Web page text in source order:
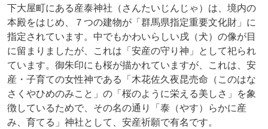
下大屋町にある産泰神社（さんたいじんじゃ）は、境内の
本殿をはじめ、７つの建物が「群馬県指定重要文化財」に
指定されています。中でもかわいらしい戌（犬）の像が目
に留まりましたが、これは「安産の守り神」として祀られ
ています。御朱印にも桜が描かれていますが、これは、安
産・子育ての女性神である「木花佐久夜昆売命（このはな
さくやひめのみこと」の「桜のように栄える美しさ」を象
徴しているためで、その名の通り「泰（やす）らかに産
み、育てる」神社として、安産祈願で有名です。